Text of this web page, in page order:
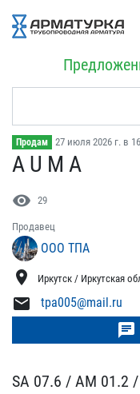
Продам 27 июля 2026 г. в
A U M A
visibility 29
Продавец
ООО ТПА
location_on Иркутск / Иркутская
mail tpa005@mail.ru
chat
SA 07.6 / AM 01.2